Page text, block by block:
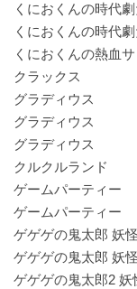
くにおくんの時代
くにおくんの時代
くにおくんの熱血
クラックス
グラディウス
グラディウス
グラディウス
クルクルランド
ゲームパーティー
ゲームパーティー
ゲゲゲの鬼太郎 妖
ゲゲゲの鬼太郎 妖
ゲゲゲの鬼太郎2 妖